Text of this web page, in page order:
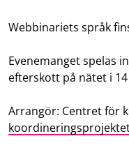
Webbinariets språk
Evenemanget spelas
efterskott på nätet i
Arrangör: Centret för